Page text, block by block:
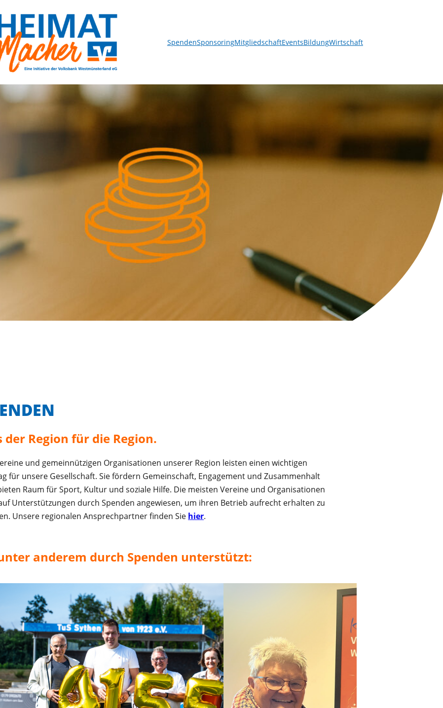
SpendenSponsoringMitgliedschaftEventsBildungWirtschaft
der Region für die Region.
und gemeinnützigen Organisationen unserer Region leisten einen wichtigen
für unsere Gesellschaft. Sie fördern Gemeinschaft, Engagement und Zusammenhalt
Raum für Sport, Kultur und soziale Hilfe. Die meisten Vereine und Organisationen
Unterstützungen durch Spenden angewiesen, um ihren Betrieb aufrecht erhalten zu
Unsere regionalen Ansprechpartner finden Sie hier.
anderem durch Spenden unterstützt: